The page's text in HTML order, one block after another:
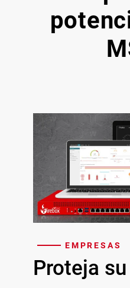
EMPRESAS
Proteja